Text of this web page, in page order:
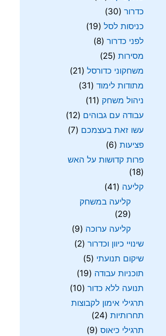
כדרור (30)
כניסות לסל (19)
לפני כדרור (8)
מסירות (25)
משחקוני כדורסל (21)
מתודות לימוד (31)
ניהול משחק (11)
עבודה עם גבוהים (12)
עשו זאת בעצמכם (7)
פציעות (6)
פרות קדושות על האש
(18)
קליעה (41)
קליעה במשחק
(29)
קליעה ערוכה (9)
שינויי כיוון וכדרור (2)
שיקום תנועתי (5)
תוכניות עבודה (19)
תנועה ללא כדור (10)
תרגילי אימון לקבוצות
תחרותיות (24)
תרגילי כיאוס (9)